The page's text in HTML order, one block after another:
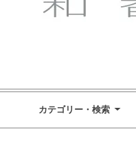
カテゴリー・検索